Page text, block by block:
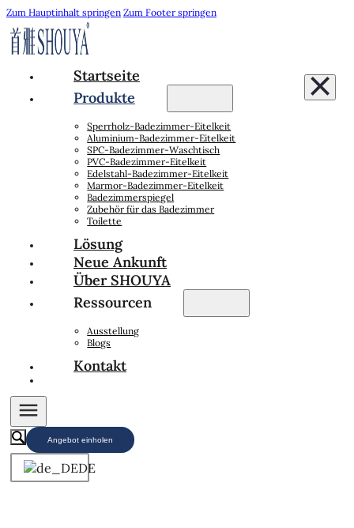
Zum Hauptinhalt springen Zum Footer springen
Startseite
Produkte
Sperrholz-Badezimmer-Eitelkeit
Aluminium-Badezimmer-Eitelkeit
SPC-Badezimmer-Waschtisch
PVC-Badezimmer-Eitelkeit
Edelstahl-Badezimmer-Eitelkeit
Marmor-Badezimmer-Eitelkeit
Badezimmerspiegel
Zubehör für das Badezimmer
Toilette
Lösung
Neue Ankunft
Über SHOUYA
Ressourcen
Ausstellung
Blogs
Kontakt
Angebot einholen
DE